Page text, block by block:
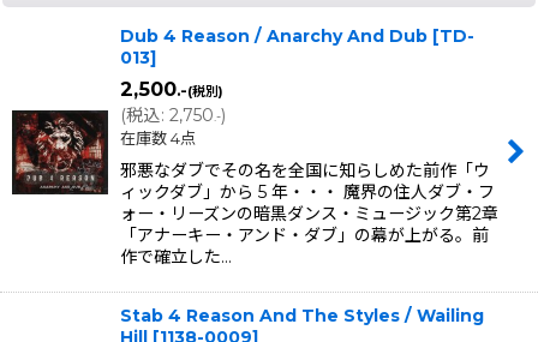
Dub 4 Reason / Anarchy And Dub [TD-
013]
2,500.-(税別)
(税込: 2,750.-)
在庫数 4点
邪悪なダブでその名を全国に知らしめた前作「ウ
ィックダブ」から 5 年・・・ 魔界の住人ダブ・フ
ォー・リーズンの暗黒ダンス・ミュージック第2章
「アナーキー・アンド・ダブ」の幕が上がる。前
作で確立した…
Stab 4 Reason And The Styles / Wailing
Hill [1138-0009]